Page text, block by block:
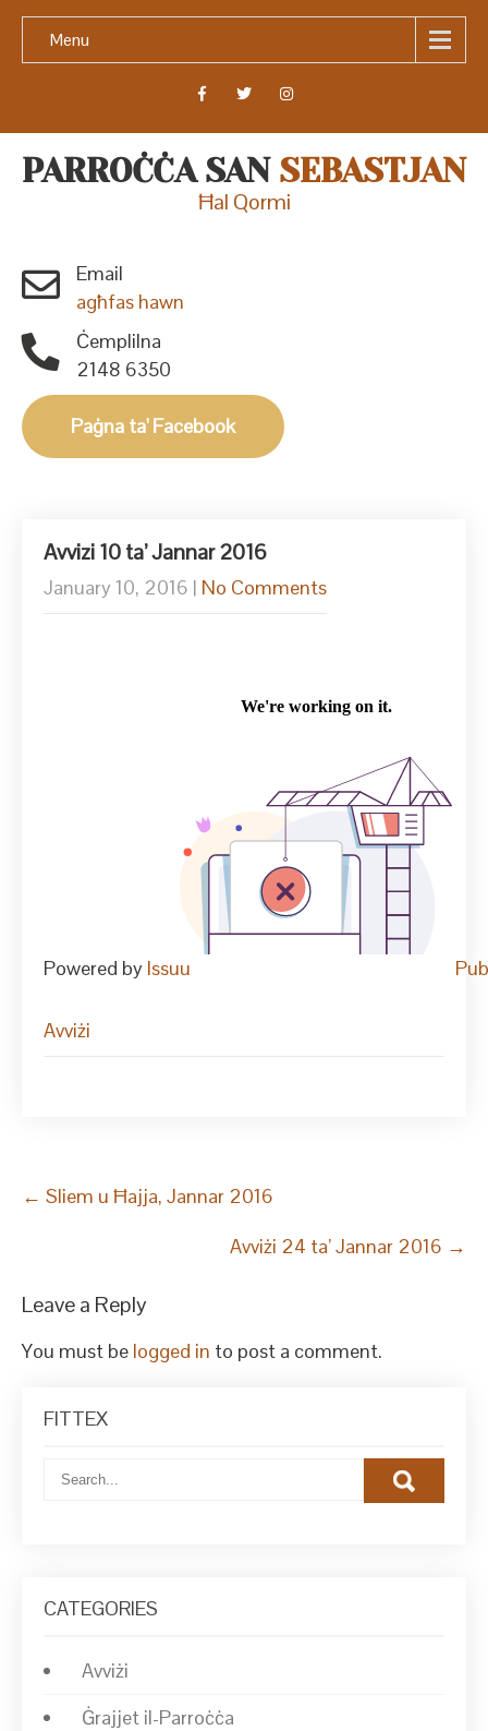
Menu
PARROĊĊA SAN SEBASTJAN
Ħal Qormi
Email
agħfas hawn
Ċemplilna
2148 6350
Paġna ta' Facebook
Avvizi 10 ta’ Jannar 2016
January 10, 2016 | No Comments
Powered by Issuu
Avviżi
Post
navigation
← Sliem u Ħajja, Jannar 2016
Avviżi 24 ta’ Jannar 2016 →
Leave a Reply
You must be logged in to post a comment.
FITTEX
CATEGORIES
Avviżi
Ġrajjet il-Parroċċa